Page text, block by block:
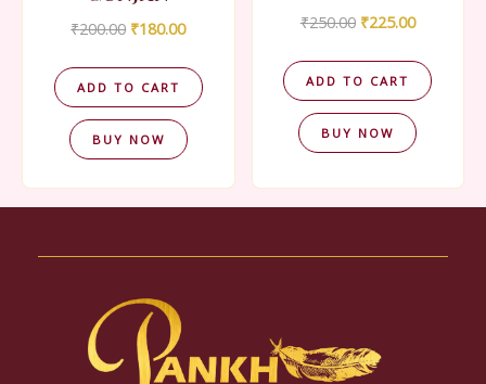
₹200.00 Original
was:
₹200.00.
₹180.00Current
is:
₹180.00.
ADD TO CART
BUY NOW
₹250.00 Original
was:
₹250.00.
₹225.00Current
is:
₹225.00.
ADD TO CART
BUY NOW